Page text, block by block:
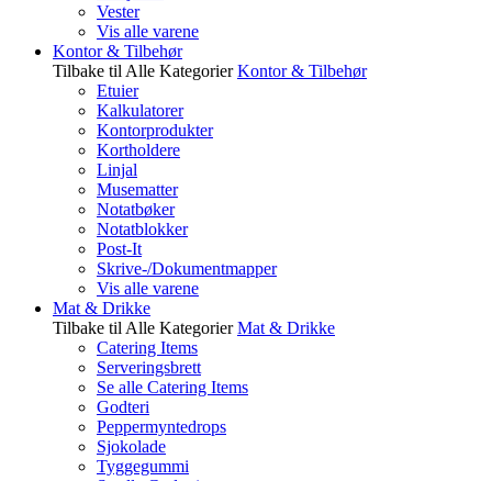
Vester
Vis alle varene
Kontor & Tilbehør
Tilbake til Alle Kategorier Kontor & Tilbehør
Etuier
Kalkulatorer
Kontorprodukter
Kortholdere
Linjal
Musematter
Notatbøker
Notatblokker
Post-It
Skrive-/Dokumentmapper
Vis alle varene
Mat & Drikke
Tilbake til Alle Kategorier Mat & Drikke
Catering Items
Serveringsbrett
Se alle Catering Items
Godteri
Peppermyntedrops
Sjokolade
Tyggegummi